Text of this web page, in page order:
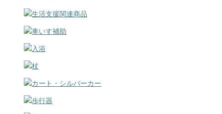
生活支援関連商品
車いす補助
入浴
杖
カート・シルバーカー
歩行器